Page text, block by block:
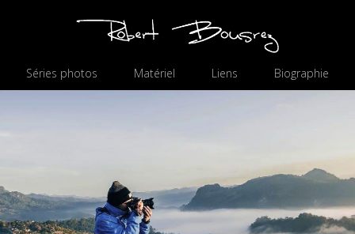
Séries photos Matériel Liens Biographie